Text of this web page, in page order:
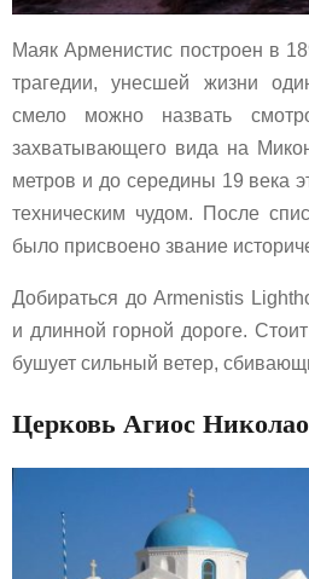
Маяк Арменистис построен в
трагедии, унесшей жизни
смело можно назвать
захватывающего вида на
метров и до середины 19 века
техническим чудом. После
было присвоено звание
Добираться до Armenistis
и длинной горной дороге.
бушует сильный ветер,
Церковь Агиос